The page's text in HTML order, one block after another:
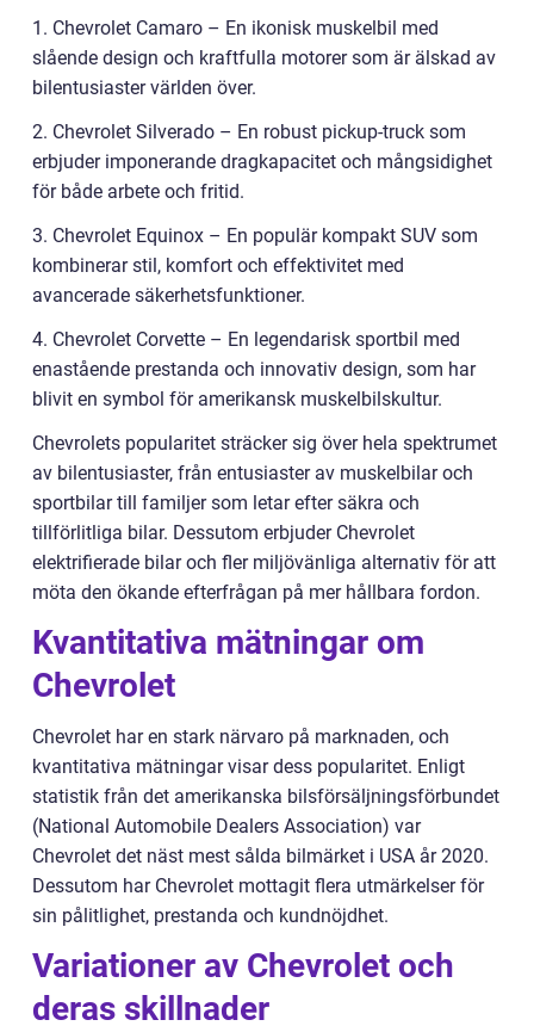
1. Chevrolet Camaro – En ikonisk muskelbil med
slående design och kraftfulla motorer som är älskad av
bilentusiaster världen över.
2. Chevrolet Silverado – En robust pickup-truck som
erbjuder imponerande dragkapacitet och mångsidighet
för både arbete och fritid.
3. Chevrolet Equinox – En populär kompakt SUV som
kombinerar stil, komfort och effektivitet med
avancerade säkerhetsfunktioner.
4. Chevrolet Corvette – En legendarisk sportbil med
enastående prestanda och innovativ design, som har
blivit en symbol för amerikansk muskelbilskultur.
Chevrolets popularitet sträcker sig över hela spektrumet
av bilentusiaster, från entusiaster av muskelbilar och
sportbilar till familjer som letar efter säkra och
tillförlitliga bilar. Dessutom erbjuder Chevrolet
elektrifierade bilar och fler miljövänliga alternativ för att
möta den ökande efterfrågan på mer hållbara fordon.
Kvantitativa mätningar om
Chevrolet
Chevrolet har en stark närvaro på marknaden, och
kvantitativa mätningar visar dess popularitet. Enligt
statistik från det amerikanska bilsförsäljningsförbundet
(National Automobile Dealers Association) var
Chevrolet det näst mest sålda bilmärket i USA år 2020.
Dessutom har Chevrolet mottagit flera utmärkelser för
sin pålitlighet, prestanda och kundnöjdhet.
Variationer av Chevrolet och
deras skillnader